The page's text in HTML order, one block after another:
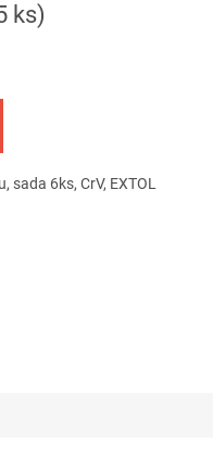
ks)
sada 6ks, CrV, EXTOL